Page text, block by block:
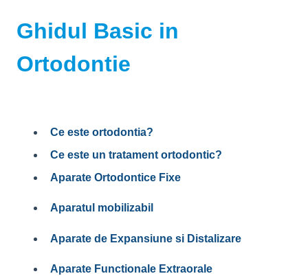
Ghidul Basic in
Ortodontie
Ce este ortodontia?
Ce este un tratament ortodontic?
Aparate Ortodontice Fixe
Aparatul mobilizabil
Aparate de Expansiune si Distalizare
Aparate Functionale Extraorale